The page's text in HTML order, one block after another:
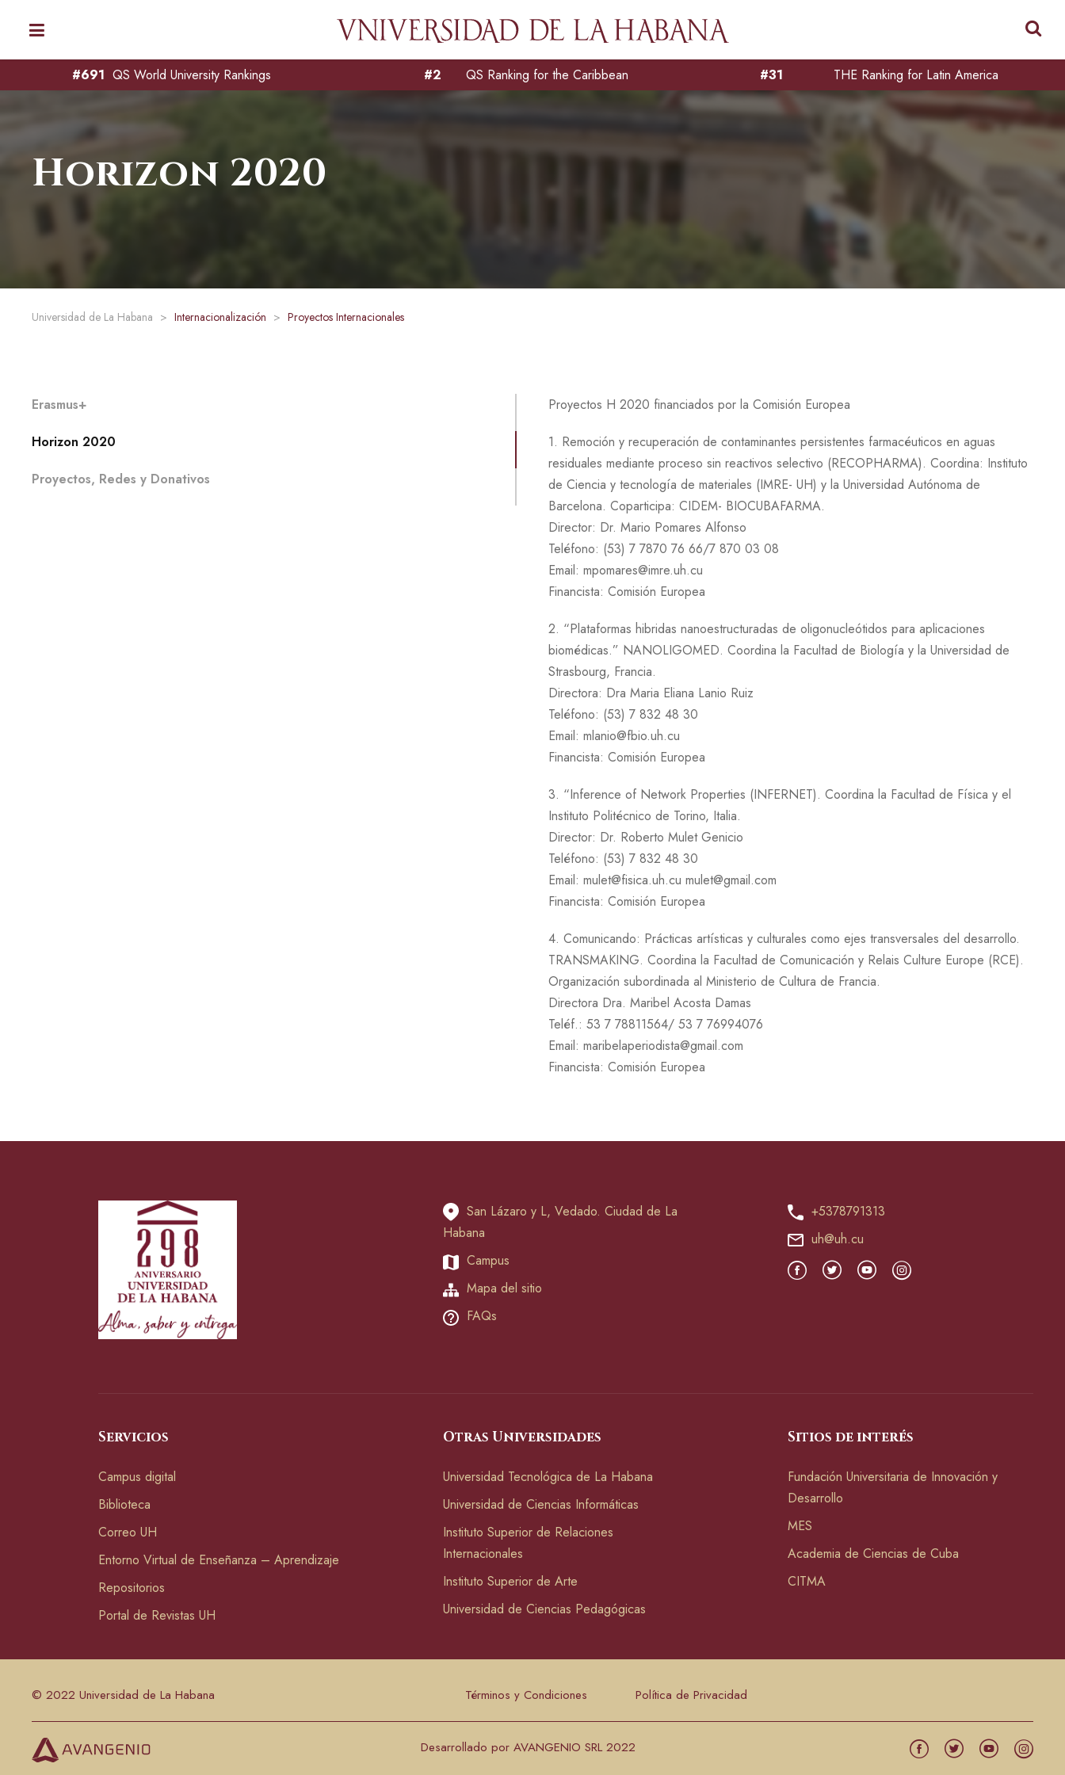
QS World University Rankings QS Ranking for the Caribbean THE Ranking for Latin America
#691 #2 #31
Horizon 2020
Universidad de La Habana > Internacionalización > Proyectos Internacionales
Erasmus+
Horizon 2020
Proyectos, Redes y Donativos
Proyectos H 2020 financiados por la Comisión Europea
1. Remoción y recuperación de contaminantes persistentes farmacéuticos en aguas
residuales mediante proceso sin reactivos selectivo (RECOPHARMA). Coordina: Instituto
de Ciencia y tecnología de materiales (IMRE- UH) y la Universidad Autónoma de
Barcelona. Coparticipa: CIDEM- BIOCUBAFARMA.
Director: Dr. Mario Pomares Alfonso
Teléfono: (53) 7 7870 76 66/7 870 03 08
Email: mpomares@imre.uh.cu
Financista: Comisión Europea
2. “Plataformas hibridas nanoestructuradas de oligonucleótidos para aplicaciones
biomédicas.” NANOLIGOMED. Coordina la Facultad de Biología y la Universidad de
Strasbourg, Francia.
Directora: Dra Maria Eliana Lanio Ruiz
Teléfono: (53) 7 832 48 30
Email: mlanio@fbio.uh.cu
Financista: Comisión Europea
3. “Inference of Network Properties (INFERNET). Coordina la Facultad de Física y el
Instituto Politécnico de Torino, Italia.
Director: Dr. Roberto Mulet Genicio
Teléfono: (53) 7 832 48 30
Email: mulet@fisica.uh.cu mulet@gmail.com
Financista: Comisión Europea
4. Comunicando: Prácticas artísticas y culturales como ejes transversales del desarrollo.
TRANSMAKING. Coordina la Facultad de Comunicación y Relais Culture Europe (RCE).
Organización subordinada al Ministerio de Cultura de Francia.
Directora Dra. Maribel Acosta Damas
Teléf.: 53 7 78811564/ 53 7 76994076
Email: maribelaperiodista@gmail.com
Financista: Comisión Europea
San Lázaro y L, Vedado. Ciudad de La
Habana
Campus
Mapa del sitio
FAQs
+5378791313
uh@uh.cu
Servicios
Campus digital
Biblioteca
Correo UH
Entorno Virtual de Enseñanza – Aprendizaje
Repositorios
Portal de Revistas UH
Otras Universidades
Universidad Tecnológica de La Habana
Universidad de Ciencias Informáticas
Instituto Superior de Relaciones
Internacionales
Instituto Superior de Arte
Universidad de Ciencias Pedagógicas
Sitios de interés
Fundación Universitaria de Innovación y
Desarrollo
MES
Academia de Ciencias de Cuba
CITMA
© 2022 Universidad de La Habana Términos y Condiciones
Desarrollado por AVANGENIO SRL 2022
Política de Privacidad